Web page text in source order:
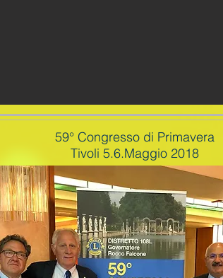
59° Congresso di Primavera
Tivoli 5.6.Maggio 2018